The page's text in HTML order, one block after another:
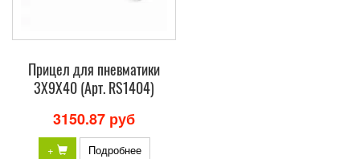
Прицел для пневматики
3X9X40 (Арт. RS1404)
3150.87 руб
+ Подробнее